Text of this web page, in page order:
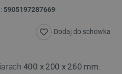
5905197287669
Dodaj do schowka
400 x 200 x 260 mm.